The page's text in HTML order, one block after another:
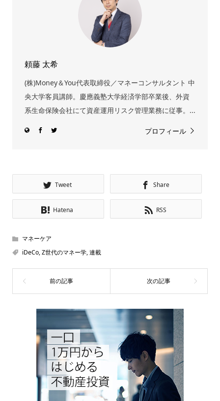
頼藤 太希
(株)Money＆You代表取締役／マネーコンサルタント 中
央大学客員講師。慶應義塾大学経済学部卒業後、外資
系生命保険会社にて資産運用リスク管理業務に従事。...
プロフィール
Tweet Share
Hatena RSS
マネーケア
iDeCo,Z世代のマネー学,連載